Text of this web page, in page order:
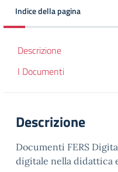
Indice della pagina
Descrizione
I Documenti
Descrizione
Documenti FERS
digitale nella didattica